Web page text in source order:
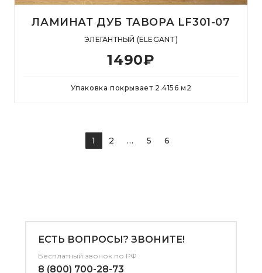
ЛАМИНАТ ДУБ ТАВОРА LF301-07
ЭЛЕГАНТНЫЙ (ELEGANT)
1490₽
Упаковка покрывает 2.4156 м 2
1 2 ... 5 6
ЕСТЬ ВОПРОСЫ? ЗВОНИТЕ!
Бесплатный звонок по РФ
8 (800) 700-28-73